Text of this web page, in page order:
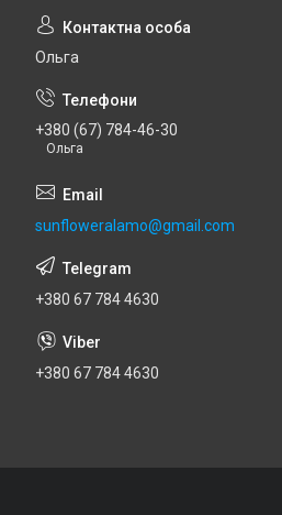
Ольга
+380 (67) 784-46-30
Ольга
sunfloweralamo@gmail.com
+380 67 784 4630
+380 67 784 4630